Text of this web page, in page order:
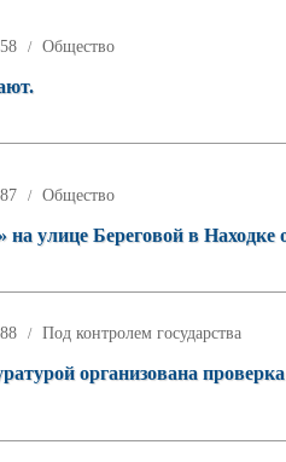
/ Общество
/ Общество
улице Береговой в
/ Под контролем государства
организована